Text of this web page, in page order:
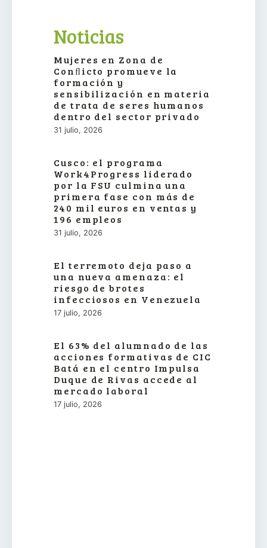
Noticias
Mujeres en Zona de
Conﬂicto promueve la
formación y
sensibilización en materia
de trata de seres humanos
dentro del sector privado
31 julio, 2026
Cusco: el programa
Work4Progress liderado
por la FSU culmina una
primera fase con más de
240 mil euros en ventas y
196 empleos
31 julio, 2026
El terremoto deja paso a
una nueva amenaza: el
riesgo de brotes
infecciosos en Venezuela
17 julio, 2026
El 63% del alumnado de las
acciones formativas de CIC
Batá en el centro Impulsa
Duque de Rivas accede al
mercado laboral
17 julio, 2026